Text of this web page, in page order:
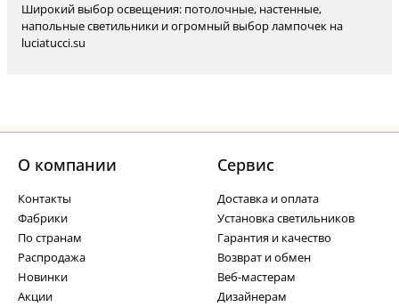
Широкий выбор освещения: потолочные, настенные,
напольные светильники и огромный выбор лампочек на
luciatucci.su
О компании
Контакты
Фабрики
По странам
Распродажа
Новинки
Акции
Cервис
Доставка и оплата
Установка светильников
Гарантия и качество
Возврат и обмен
Веб-мастерам
Дизайнерам